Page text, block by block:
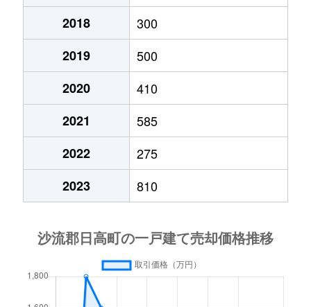
2018
300
2019
500
2020
410
2021
585
2022
275
2023
810